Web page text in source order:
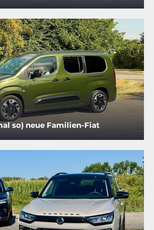
so) neue Familien-Fiat